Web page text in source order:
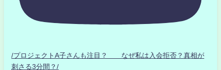
/プロジェクトA子さんも注目？ なぜ私は入会拒否？真相が
刺さる3分間？/